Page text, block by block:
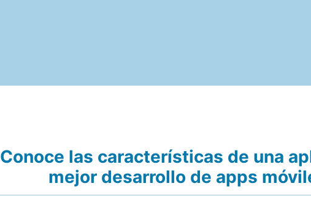
Conoce las características de una
mejor desarrollo de apps